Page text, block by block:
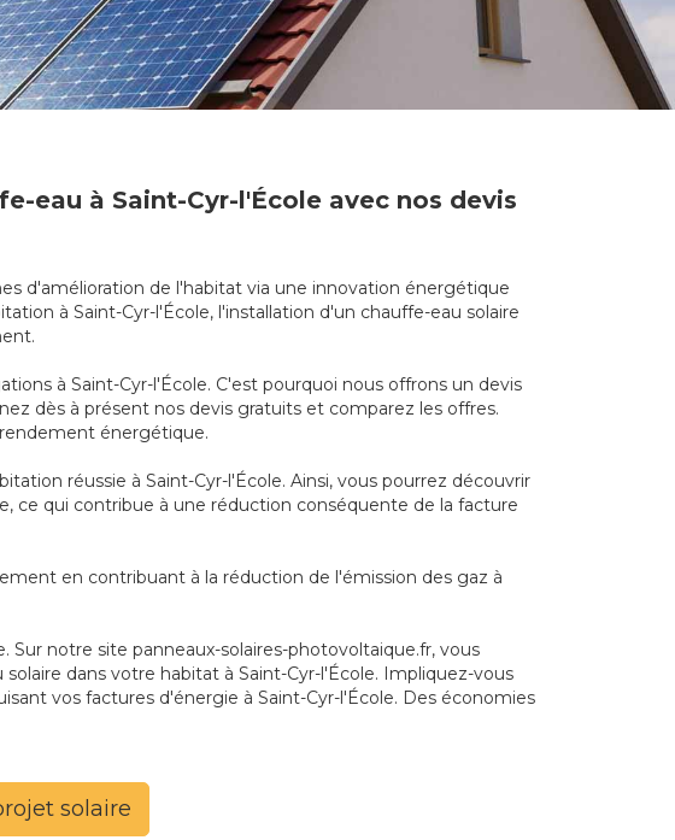
eau à Saint-Cyr-l'École avec nos devis
d'amélioration de l'habitat via une innovation énergétique
à Saint-Cyr-l'École, l'installation d'un chauffe-eau solaire
à Saint-Cyr-l'École. C'est pourquoi nous offrons un devis
dès à présent nos devis gratuits et comparez les offres.
énergétique.
réussie à Saint-Cyr-l'École. Ainsi, vous pourrez découvrir
ce qui contribue à une réduction conséquente de la facture
en contribuant à la réduction de l'émission des gaz à
notre site panneaux-solaires-photovoltaique.fr, vous
dans votre habitat à Saint-Cyr-l'École. Impliquez-vous
vos factures d'énergie à Saint-Cyr-l'École. Des économies
solaire